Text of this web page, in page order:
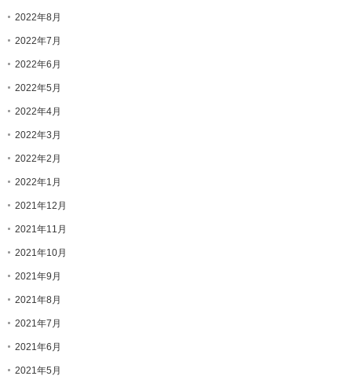
2022年8月
2022年7月
2022年6月
2022年5月
2022年4月
2022年3月
2022年2月
2022年1月
2021年12月
2021年11月
2021年10月
2021年9月
2021年8月
2021年7月
2021年6月
2021年5月